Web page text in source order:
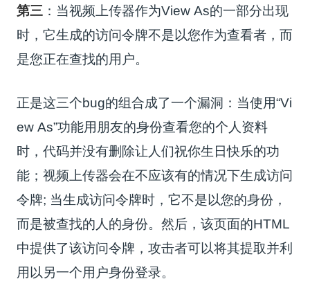
第三 ：当视频上传器作为View As的一部分出现
时，它生成的访问令牌不是以您作为查看者，而
是您正在查找的用户。
正是这三个bug的组合成了一个漏洞：当使用“Vi
ew As”功能用朋友的身份查看您的个人资料
时，代码并没有删除让人们祝你生日快乐的功
能；视频上传器会在不应该有的情况下生成访问
令牌; 当生成访问令牌时，它不是以您的身份，
而是被查找的人的身份。然后，该页面的HTML
中提供了该访问令牌，攻击者可以将其提取并利
用以另一个用户身份登录。